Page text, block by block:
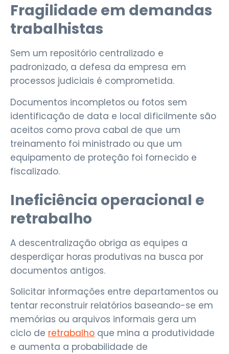
Fragilidade em demandas
trabalhistas
Sem um repositório centralizado e
padronizado, a defesa da empresa em
processos judiciais é comprometida.
Documentos incompletos ou fotos sem
identificação de data e local dificilmente são
aceitos como prova cabal de que um
treinamento foi ministrado ou que um
equipamento de proteção foi fornecido e
fiscalizado.
Ineficiência operacional e
retrabalho
A descentralização obriga as equipes a
desperdiçar horas produtivas na busca por
documentos antigos.
Solicitar informações entre departamentos ou
tentar reconstruir relatórios baseando-se em
memórias ou arquivos informais gera um
ciclo de retrabalho que mina a produtividade
e aumenta a probabilidade de